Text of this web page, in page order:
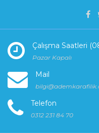
Çalışma Saatleri
Pazar Kapalı
Mail
Telefon
0312 231 84 70